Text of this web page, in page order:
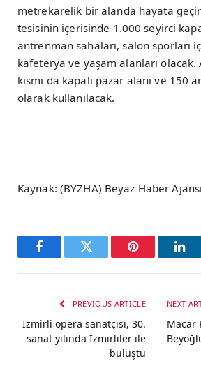
metrekarelik bir alanda hayata
tesisinin içerisinde 1.000 seyirci
antrenman sahaları, salon sporları
kafeterya ve yaşam alanları olacak.
kısmı da kapalı pazar alanı ve 150
olarak kullanılacak.
Kaynak: (BYZHA) Beyaz Haber Ajansı
FacebookTwitter Pinterest
PREVIOUS ARTICLE
İzmirli opera sanatçısı, 30.
sanat yılında İzmirliler ile
buluştu
NEXT
Macar